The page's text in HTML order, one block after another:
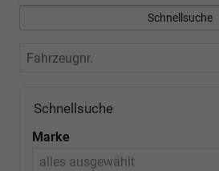
Schnellsuche
Fahrzeugnr.
Schnellsuche
Marke
alles ausgewählt